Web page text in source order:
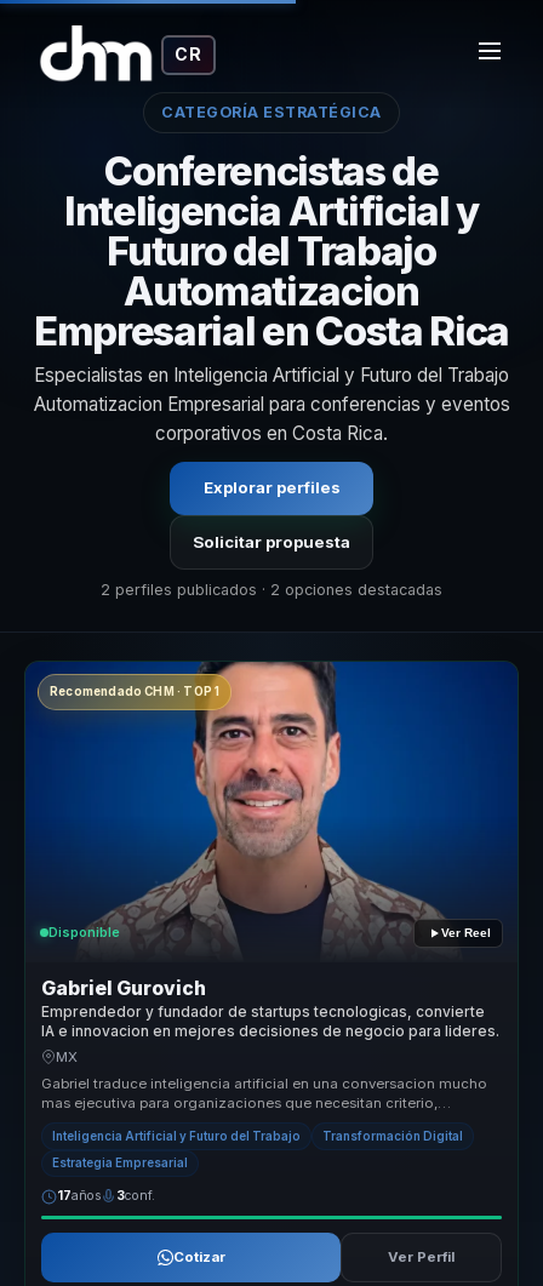
CR
CATEGORÍA ESTRATÉGICA
Conferencistas de
Inteligencia Artificial y
Futuro del Trabajo
Automatizacion
Empresarial en Costa Rica
Especialistas en Inteligencia Artificial y Futuro del Trabajo
Automatizacion Empresarial para conferencias y eventos
corporativos en Costa Rica.
Explorar perfiles
Solicitar propuesta
2 perfiles publicados · 2 opciones destacadas
Recomendado CHM · TOP 1
Disponible Ver Reel
Gabriel Gurovich
Emprendedor y fundador de startups tecnologicas, convierte
IA e innovacion en mejores decisiones de negocio para lideres.
MX
Gabriel traduce inteligencia artificial en una conversacion mucho
mas ejecutiva para organizaciones que necesitan criterio,
adopcion real...
Inteligencia Artificial y Futuro del Trabajo Transformación Digital
Estrategia Empresarial
17años 3conf.
Cotizar Ver Perfil